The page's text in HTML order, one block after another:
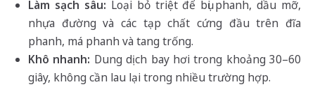
Làm sạch sâu: Loại bỏ triệt để bụi phanh, dầu mỡ,
nhựa đường và các tạp chất cứng đầu trên đĩa
phanh, má phanh và tang trống.
Khô nhanh: Dung dịch bay hơi trong khoảng 30–60
giây, không cần lau lại trong nhiều trường hợp.